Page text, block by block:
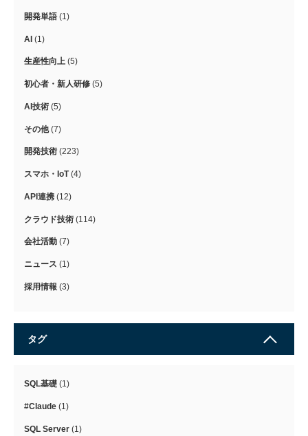
開発単語 (1)
AI (1)
生産性向上 (5)
初心者・新人研修 (5)
AI技術 (5)
その他(7)
開発技術 (223)
スマホ・IoT(4)
API連携 (12)
クラウド技術 (114)
会社活動 (7)
ニュース (1)
採用情報 (3)
タグ
SQL基礎 (1)
#Claude (1)
SQL Server (1)